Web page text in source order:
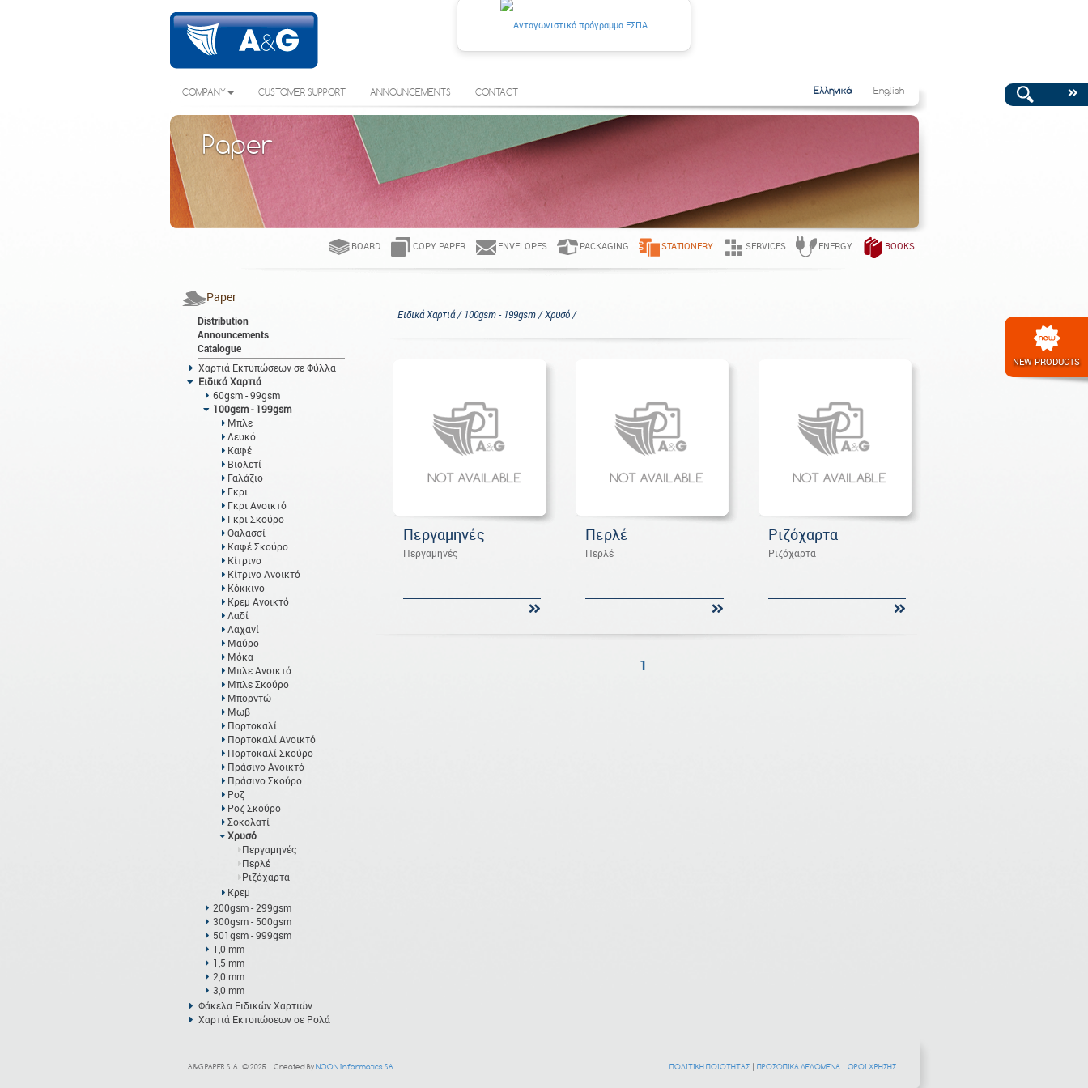
NEW PRODUCTS
COMPANY CUSTOMER SUPPORT ANNOUNCEMENTS CONTACT Ελληνικά English
Paper
BOARD COPY PAPER ENVELOPES PACKAGING STATIONERY SERVICES ENERGY BOOKS
Paper
Distribution
Announcements
Catalogue
Χαρτιά Εκτυπώσεων σε Φύλλα
Ειδικά Χαρτιά
60gsm - 99gsm
100gsm - 199gsm
Μπλε
Λευκό
Καφέ
Βιολετί
Γαλάζιο
Γκρι
Γκρι Ανοικτό
Γκρι Σκούρο
Θαλασσί
Καφέ Σκούρο
Κίτρινο
Κίτρινο Ανοικτό
Κόκκινο
Κρεμ Ανοικτό
Λαδί
Λαχανί
Μαύρο
Μόκα
Μπλε Ανοικτό
Μπλε Σκούρο
Μπορντώ
Μωβ
Πορτοκαλί
Πορτοκαλί Ανοικτό
Πορτοκαλί Σκούρο
Πράσινο Ανοικτό
Πράσινο Σκούρο
Ροζ
Ροζ Σκούρο
Σοκολατί
Χρυσό
Περγαμηνές
Περλέ
Ριζόχαρτα
Κρεμ
200gsm - 299gsm
300gsm - 500gsm
501gsm - 999gsm
1,0 mm
1,5 mm
2,0 mm
3,0 mm
Φάκελα Ειδικών Χαρτιών
Χαρτιά Εκτυπώσεων σε Ρολά
Ειδικά Χαρτιά / 100gsm - 199gsm / Χρυσό /
Περγαμηνές
Περγαμηνές
Περλέ
Περλέ
Ριζόχαρτα
Ριζόχαρτα
1
A&G PAPER S.A. © 2025 | Created ByNOON Informatics SA ΠΟΛΙΤΙΚΗ ΠΟΙΟΤΗΤΑΣ| ΠΡΟΣΩΠΙΚΑ ΔΕΔΟΜΕΝΑ| ΟΡΟΙ ΧΡΗΣΗΣ